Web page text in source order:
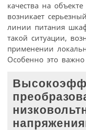
качества на объекте
возникает
линии питания
такой ситуации,
применении
Особенно это